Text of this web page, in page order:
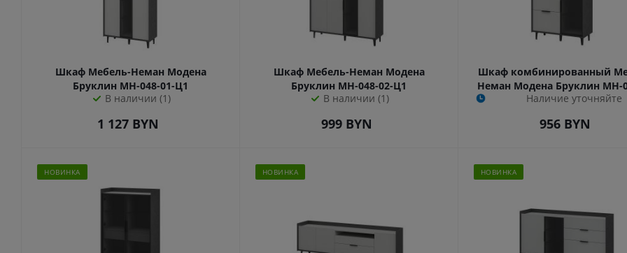
Шкаф Мебель-Неман Модена
Бруклин МН-048-01-Ц1
В наличии (1)
1 127 BYN
Шкаф Мебель-Неман Модена
Бруклин МН-048-02-Ц1
В наличии (1)
999BYN
Шкаф комбинированный
Неман Модена Бруклин МН-
Ц1
Наличие уточняйте
956BYN
НОВИНКА НОВИНКА НОВИНКА